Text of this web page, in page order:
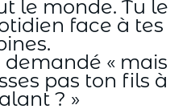
le monde. Tu le
face à tes
demandé « mais
pas ton fils à
? »